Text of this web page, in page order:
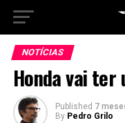
NOTÍCIAS
Honda vai ter
Published 7
By Pedro Grilo